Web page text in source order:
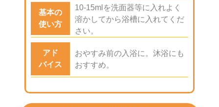
基本の
使い方
10-15mlを洗面器等に入れよく
溶かしてから浴槽に入れてくだ
さい。
アド
バイス
おやすみ前の入浴に。沐浴にも
おすすめ。